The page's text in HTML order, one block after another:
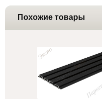
Похожие товары